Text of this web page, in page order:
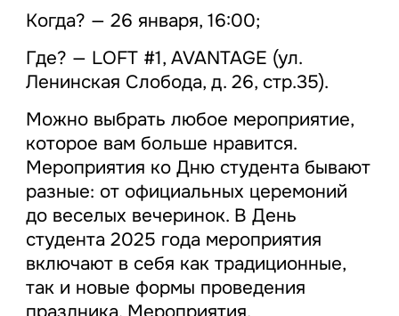
Когда? — 26 января, 16:00;
Где? — LOFT #1, AVANTAGE (ул.
Ленинская Слобода, д. 26, стр.35).
Можно выбрать любое мероприятие,
которое вам больше нравится.
Мероприятия ко Дню студента бывают
разные: от официальных церемоний
до веселых вечеринок. В День
студента 2025 года мероприятия
включают в себя как традиционные,
так и новые формы проведения